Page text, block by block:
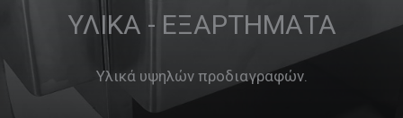
ΥΛΙΚΑ - ΕΞΑΡΤΗΜΑΤΑ
Υλικά υψηλών προδιαγραφών.